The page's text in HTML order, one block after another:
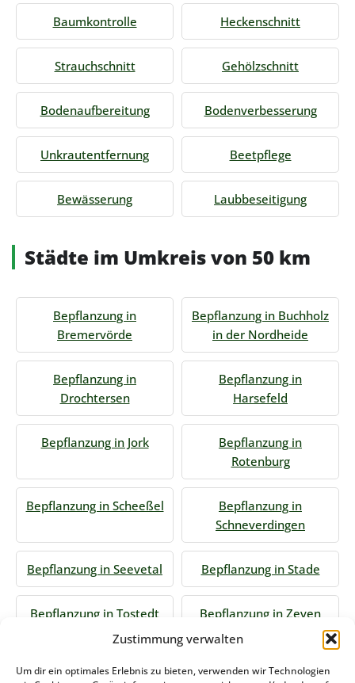
Zustimmung verwalten
Um dir ein optimales Erlebnis zu bieten, verwenden wir Technologien
Baumkontrolle Heckenschnitt
Strauchschnitt Gehölzschnitt
Bodenaufbereitung Bodenverbesserung
Unkrautentfernung Beetpflege
Bewässerung Laubbeseitigung
Städte im Umkreis von 50 km
Bepflanzung in
Bremervörde
Bepflanzung in Buchholz
in der Nordheide
Bepflanzung in
Drochtersen
Bepflanzung in
Harsefeld
Bepflanzung in Jork
Bepflanzung in
Rotenburg
Bepflanzung in Scheeßel
Bepflanzung in
Schneverdingen
Bepflanzung in Seevetal Bepflanzung in Stade
Bepflanzung in Tostedt Bepflanzung in Zeven
Jetzt Anfrage stellen